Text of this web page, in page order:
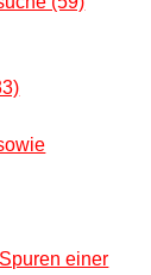
einer